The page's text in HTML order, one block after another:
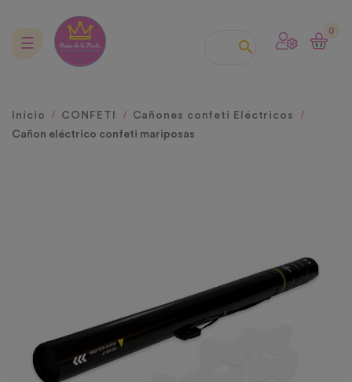

0
Navegación
☰
Inicio CONFETI
Cañones confeti Eléctricos
Cañon eléctrico confeti mariposas